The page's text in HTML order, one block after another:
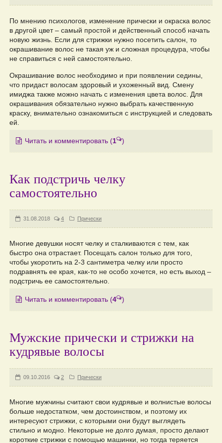
По мнению психологов, изменение прически и окраска волос
в другой цвет – самый простой и действенный способ начать
новую жизнь. Если для стрижки нужно посетить салон, то
окрашивание волос не такая уж и сложная процедура, чтобы
не справиться с ней самостоятельно.
Окрашивание волос необходимо и при появлении седины,
что придаст волосам здоровый и ухоженный вид. Смену
имиджа также можно начать с изменения цвета волос. Для
окрашивания обязательно нужно выбрать качественную
краску, внимательно ознакомиться с инструкцией и следовать
ей.
Читать и комментировать (1 )
Как подстричь челку
самостоятельно
31.08.2018 4 Прически
Многие девушки носят челку и сталкиваются с тем, как
быстро она отрастает. Посещать салон только для того,
чтобы укоротить на 2-3 сантиметра челку или просто
подравнять ее края, как-то не особо хочется, но есть выход –
подстричь ее самостоятельно.
Читать и комментировать (4 )
Мужские прически и стрижки на
кудрявые волосы
09.10.2016 2 Прически
Многие мужчины считают свои кудрявые и волнистые волосы
больше недостатком, чем достоинством, и поэтому их
интересуют стрижки, с которыми они будут выглядеть
стильно и модно. Некоторые не долго думая, просто делают
короткие стрижки с помощью машинки, но тогда теряется